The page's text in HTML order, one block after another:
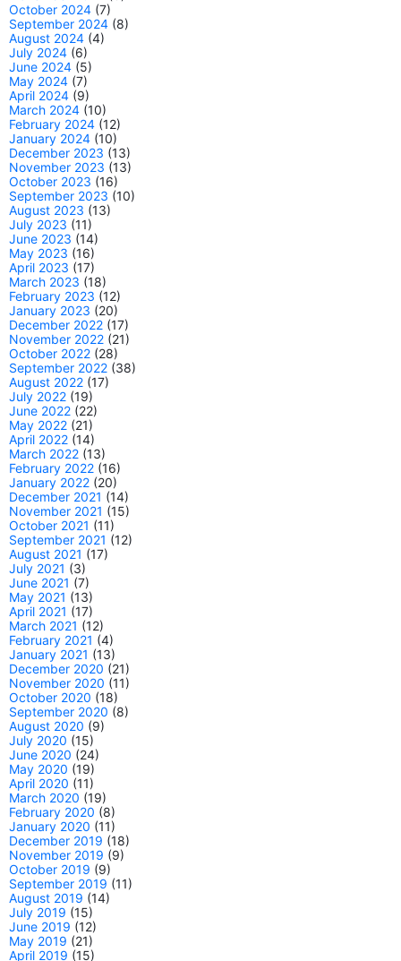
October 2024 (7)
September 2024 (8)
August 2024 (4)
July 2024 (6)
June 2024 (5)
May 2024 (7)
April 2024 (9)
March 2024 (10)
February 2024 (12)
January 2024 (10)
December 2023 (13)
November 2023 (13)
October 2023 (16)
September 2023 (10)
August 2023 (13)
July 2023 (11)
June 2023 (14)
May 2023 (16)
April 2023 (17)
March 2023 (18)
February 2023 (12)
January 2023 (20)
December 2022 (17)
November 2022 (21)
October 2022 (28)
September 2022 (38)
August 2022 (17)
July 2022 (19)
June 2022 (22)
May 2022 (21)
April 2022 (14)
March 2022 (13)
February 2022 (16)
January 2022 (20)
December 2021 (14)
November 2021 (15)
October 2021 (11)
September 2021 (12)
August 2021 (17)
July 2021 (3)
June 2021 (7)
May 2021 (13)
April 2021 (17)
March 2021 (12)
February 2021 (4)
January 2021 (13)
December 2020 (21)
November 2020 (11)
October 2020 (18)
September 2020 (8)
August 2020 (9)
July 2020 (15)
June 2020 (24)
May 2020 (19)
April 2020 (11)
March 2020 (19)
February 2020 (8)
January 2020 (11)
December 2019 (18)
November 2019 (9)
October 2019 (9)
September 2019 (11)
August 2019 (14)
July 2019 (15)
June 2019 (12)
May 2019 (21)
April 2019 (15)